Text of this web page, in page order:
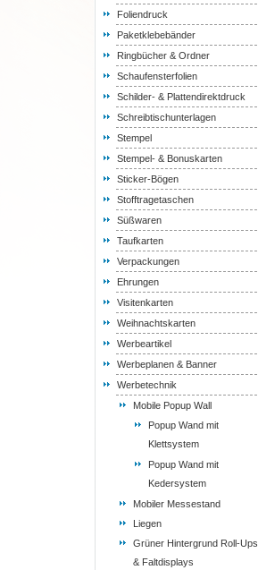
Foliendruck
Paketklebebänder
Ringbücher & Ordner
Schaufensterfolien
Schilder- & Plattendirektdruck
Schreibtischunterlagen
Stempel
Stempel- & Bonuskarten
Sticker-Bögen
Stofftragetaschen
Süßwaren
Taufkarten
Verpackungen
Ehrungen
Visitenkarten
Weihnachtskarten
Werbeartikel
Werbeplanen & Banner
Werbetechnik
Mobile Popup Wall
Popup Wand mit
Klettsystem
Popup Wand mit
Kedersystem
Mobiler Messestand
Liegen
Grüner Hintergrund Roll-Ups
& Faltdisplays